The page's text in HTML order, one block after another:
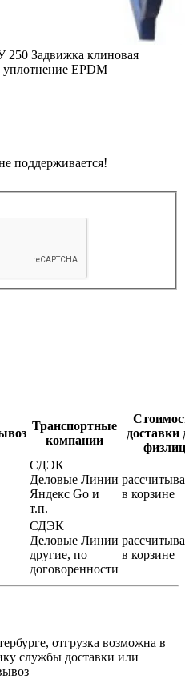
250 Задвижка клиновая
уплотнение EPDM
поддерживается!
Транспортные
компании
доставки
физлиц
СДЭК
Деловые Линии
Яндекс Go и
т.п.
в корзине
СДЭК
Деловые Линии
другие, по
договоренности
в корзине
отгрузка возможна в
службы доставки или